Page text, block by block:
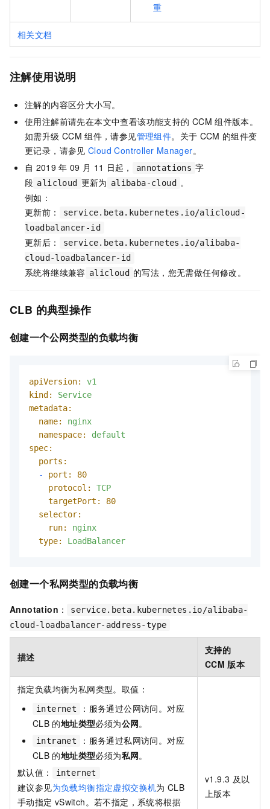
重
相关文档
注解使用说明
注解的内容区分大小写。
使用注解前请先在本文中查看该功能支持的 CCM 组件版本。
如需升级 CCM 组件，请参见管理组件。关于 CCM 的组件变
更记录，请参见 Cloud Controller Manager。
自 2019 年 09 月 11 日起， annotations 字
段 alicloud 更新为 alibaba-cloud 。
例如：
更新前：
service.beta.kubernetes.io/alicloud-
loadbalancer-id
更新后：
service.beta.kubernetes.io/alibaba-
cloud-loadbalancer-id
系统将继续兼容 alicloud 的写法，您无需做任何修改。
CLB 的典型操作
创建一个公网类型的负载均衡
apiVersion:
v1
kind:
Service
metadata:
name:
nginx
namespace:
default
spec:
ports:
-
port:
80
protocol:
TCP
targetPort:
80
selector:
run:
nginx
type:
LoadBalancer
创建一个私网类型的负载均衡
Annotation ：
service.beta.kubernetes.io/alibaba-
cloud-loadbalancer-address-type
描述
支持的
CCM 版本
指定负载均衡为私网类型。取值：
internet
：服务通过公网访问。对应
CLB 的地址类型必须为公网。
intranet
：服务通过私网访问。对应
CLB 的地址类型必须为私网。
默认值：
internet
建议参见为负载均衡指定虚拟交换机为 CLB
手动指定 vSwitch。若不指定，系统将根据
v1.9.3 及以
上版本